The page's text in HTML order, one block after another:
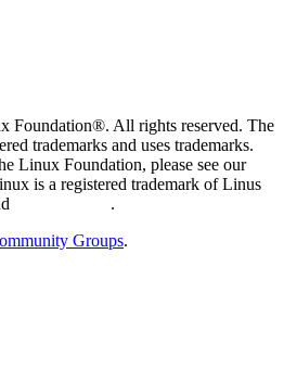
Foundation®. All rights reserved. The
trademarks and uses trademarks.
Linux Foundation, please see our
is a registered trademark of Linus
.
Groups.